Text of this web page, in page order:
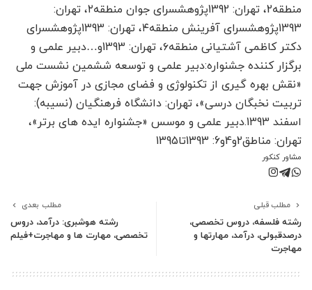
منطقه2، تهران: 1392پژوهشسرای جوان منطقه۲، تهران:
1393پژوهشسرای آفرینش منطقه۴، تهران: 1393پژوهشسرای
دکتر کاظمی آشتیانی منطقه۶، تهران: 1393و…دبیر علمی و
برگزار کننده جشنواره:دبیر علمی و توسعه ششمین نشست ملی
«نقش بهره گیری از تکنولوژی و فضای مجازی در آموزش جهت
تربیت نخبگان درسی»، تهران: دانشگاه فرهنگیان (نسیبه):
اسفند 1393.دبیر علمی و موسس «جشنواره ایده های برتر»،
تهران: مناطق2و4و6: 1393تا1395
مشاور کنکور
مطلب قبلی
رشته فلسفه، دروس تخصصی،
درصدقبولی، درآمد، مهارتها و
مهاجرت
مطلب بعدی
رشته هوشبری: درآمد، دروس
تخصصی، مهارت ها و مهاجرت+فیلم